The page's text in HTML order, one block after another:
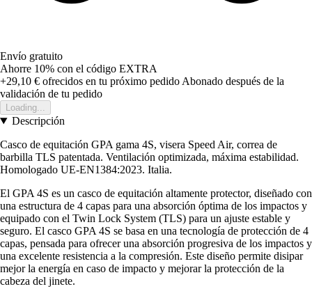
Envío gratuito
Ahorre 10% con el código EXTRA
+29,10 € ofrecidos en tu próximo pedido Abonado después de la
validación de tu pedido
Loading...
Descripción
Casco de equitación GPA gama 4S, visera Speed Air, correa de
barbilla TLS patentada. Ventilación optimizada, máxima estabilidad.
Homologado UE-EN1384:2023. Italia.
El GPA 4S es un casco de equitación altamente protector, diseñado con
una estructura de 4 capas para una absorción óptima de los impactos y
equipado con el Twin Lock System (TLS) para un ajuste estable y
seguro. El casco GPA 4S se basa en una tecnología de protección de 4
capas, pensada para ofrecer una absorción progresiva de los impactos y
una excelente resistencia a la compresión. Este diseño permite disipar
mejor la energía en caso de impacto y mejorar la protección de la
cabeza del jinete.